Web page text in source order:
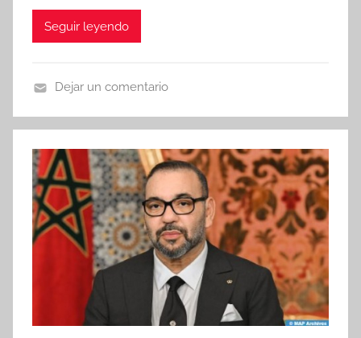
Seguir leyendo
o
t
c
i
a
Dejar un comentario